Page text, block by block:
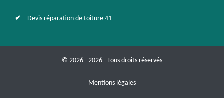
Devis réparation de toiture 41
© 2026 - 2026 - Tous droits réservés
Mentions légales